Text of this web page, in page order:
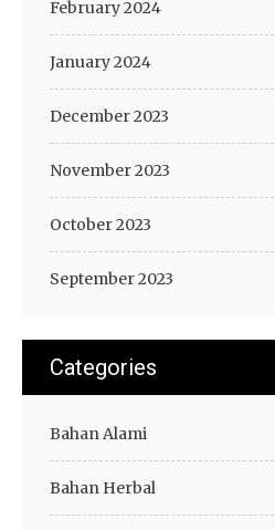
February 2024
January 2024
December 2023
November 2023
October 2023
September 2023
Categories
Bahan Alami
Bahan Herbal